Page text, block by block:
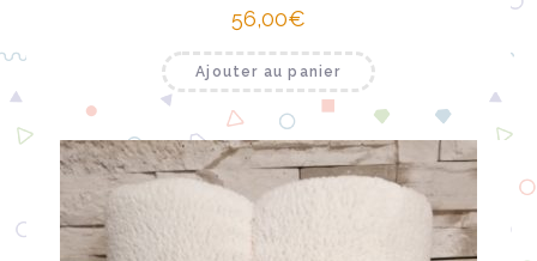
56,00€
Ajouter au panier